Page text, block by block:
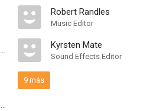
Director de Fotografía, "A" Camera Operator
Daniele Massaccesi
Robert Randles
Music Editor
Kyrsten Mate
Sound Effects Editor
9 más